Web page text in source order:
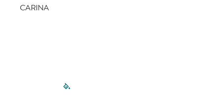
CARINA
filled-pagination